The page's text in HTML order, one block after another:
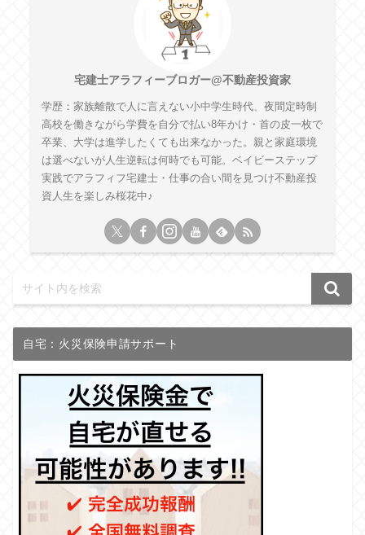
宅建士アラフィーブロガー@不動産投資家
学歴：家族離散で人に言えない小中学生時代、夜間定時制
高校を働きながら学費を自分で払い8年かけ・首の皮一枚で
卒業、大学は進学したくても出来なかった。親と家庭環境
は選べないが人生逆転は何時でも可能。ベイビーステップ
実践でアラフィフ宅建士・仕事の合い間を見つけ不動産投
資人生を楽しみ桜花中♪
自宅：火災保険申請サポート